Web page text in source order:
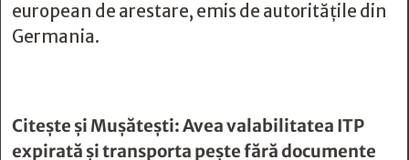
european de arestare, emis de autorităţile din
Germania.
Citește și Mușătești: Avea valabilitatea ITP
expirată și transporta pește fără documente